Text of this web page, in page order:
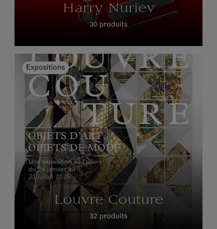
Harry Nuriev
30 produits
Expositions
Louvre Couture
32 produits